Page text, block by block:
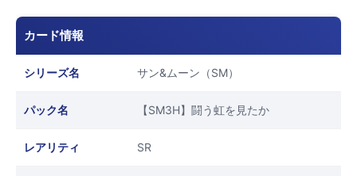
カード情報
シリーズ名 サン&ムーン（SM）
パック名 【SM3H】闘う虹を見たか
レアリティ SR